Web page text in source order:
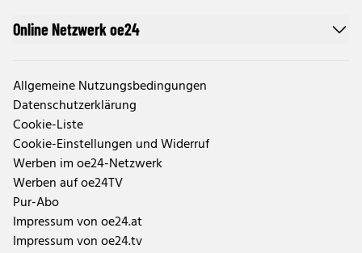
Online Netzwerk oe24
Allgemeine Nutzungsbedingungen
Datenschutzerklärung
Cookie-Liste
Cookie-Einstellungen und Widerruf
Werben im oe24-Netzwerk
Werben auf oe24TV
Pur-Abo
Impressum von oe24.at
Impressum von oe24.tv